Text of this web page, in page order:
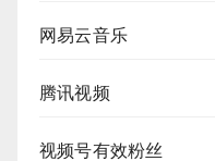
网易云音乐
腾讯视频
视频号有效粉丝